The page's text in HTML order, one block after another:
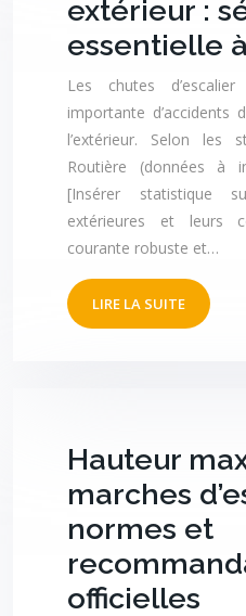
extérieur :
essentielle
Les chutes
importante d’accidents
l’extérieur. Selon les
Routière (données à
[Insérer statistique
extérieures et leurs
courante robuste et…
LIRE LA SUITE
Hauteur
marches
normes et
officielles